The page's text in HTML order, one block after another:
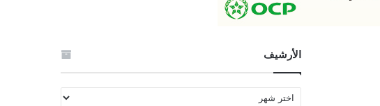
الأرشيف
الأرشيف